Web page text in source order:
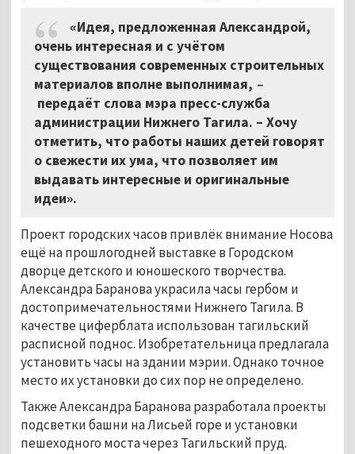
«Идея, предложенная Александрой,
очень интересная и с учётом
существования современных строительных
материалов вполне выполнимая, –
передаёт слова мэра пресс-служба
администрации Нижнего Тагила. – Хочу
отметить, что работы наших детей говорят
о свежести их ума, что позволяет им
выдавать интересные и оригинальные
идеи».
Проект городских часов привлёк внимание Носова
ещё на прошлогодней выставке в Городском
дворце детского и юношеского творчества.
Александра Баранова украсила часы гербом и
достопримечательностями Нижнего Тагила. В
качестве циферблата использован тагильский
расписной поднос. Изобретательница предлагала
установить часы на здании мэрии. Однако точное
место их установки до сих пор не определено.
Также Александра Баранова разработала проекты
подсветки башни на Лисьей горе и установки
пешеходного моста через Тагильский пруд.